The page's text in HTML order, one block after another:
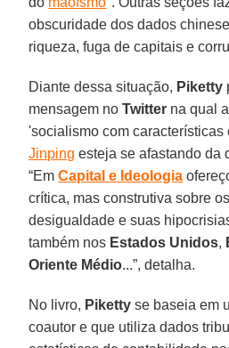
obscuridade dos dados
riqueza, fuga de capitais e
Diante dessa situação, Piketty
mensagem noTwitter na qual
'socialismo com características
Jinping esteja se afastando da
“EmCapital e Ideologia
crítica, mas construtiva sobre
desigualdade e suas
também nos Estados Unidos,
Oriente Médio...”, detalha.
No livro, Piketty se baseia em
coautor e que utiliza dados